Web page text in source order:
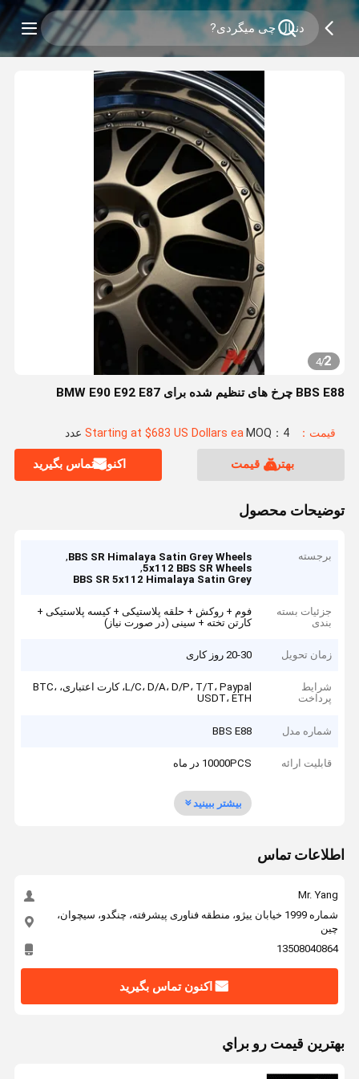
2
/
4
BBS E88 چرخ های تنظیم شده برای BMW E90 E92 E87
قیمت：Starting at $683 US Dollars ea MOQ：4 عدد
بهترین قیمت اکنون تماس بگیرید
توضیحات محصول
برجسته BBS SR Himalaya Satin Grey Wheels
,
5x112 BBS SR Wheels
,
BBS SR 5x112 Himalaya Satin Grey
جزئیات بسته
بندی
فوم + روکش + حلقه پلاستیکی + کیسه پلاستیکی +
کارتن تخته + سینی (در صورت نیاز)
زمان تحویل 20-30 روز کاری
شرایط
پرداخت
L/C، D/A، D/P، T/T، Paypal، کارت اعتباری، BTC،
USDT، ETH
شماره مدل BBS E88
قابلیت ارائه 10000PCS در ماه
بیشتر ببینید
اطلاعات تماس
Mr. Yang
شماره 1999 خیابان ییژو، منطقه فناوری پیشرفته، چنگدو، سیچوان،
چین
13508040864
اکنون تماس بگیرید
بهترين قيمت رو براي